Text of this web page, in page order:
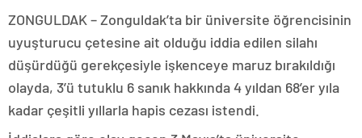
ZONGULDAK – Zonguldak’ta bir üniversite öğrencisinin
uyuşturucu çetesine ait olduğu iddia edilen silahı
düşürdüğü gerekçesiyle işkenceye maruz bırakıldığı
olayda, 3’ü tutuklu 6 sanık hakkında 4 yıldan 68’er yıla
kadar çeşitli yıllarla hapis cezası istendi.